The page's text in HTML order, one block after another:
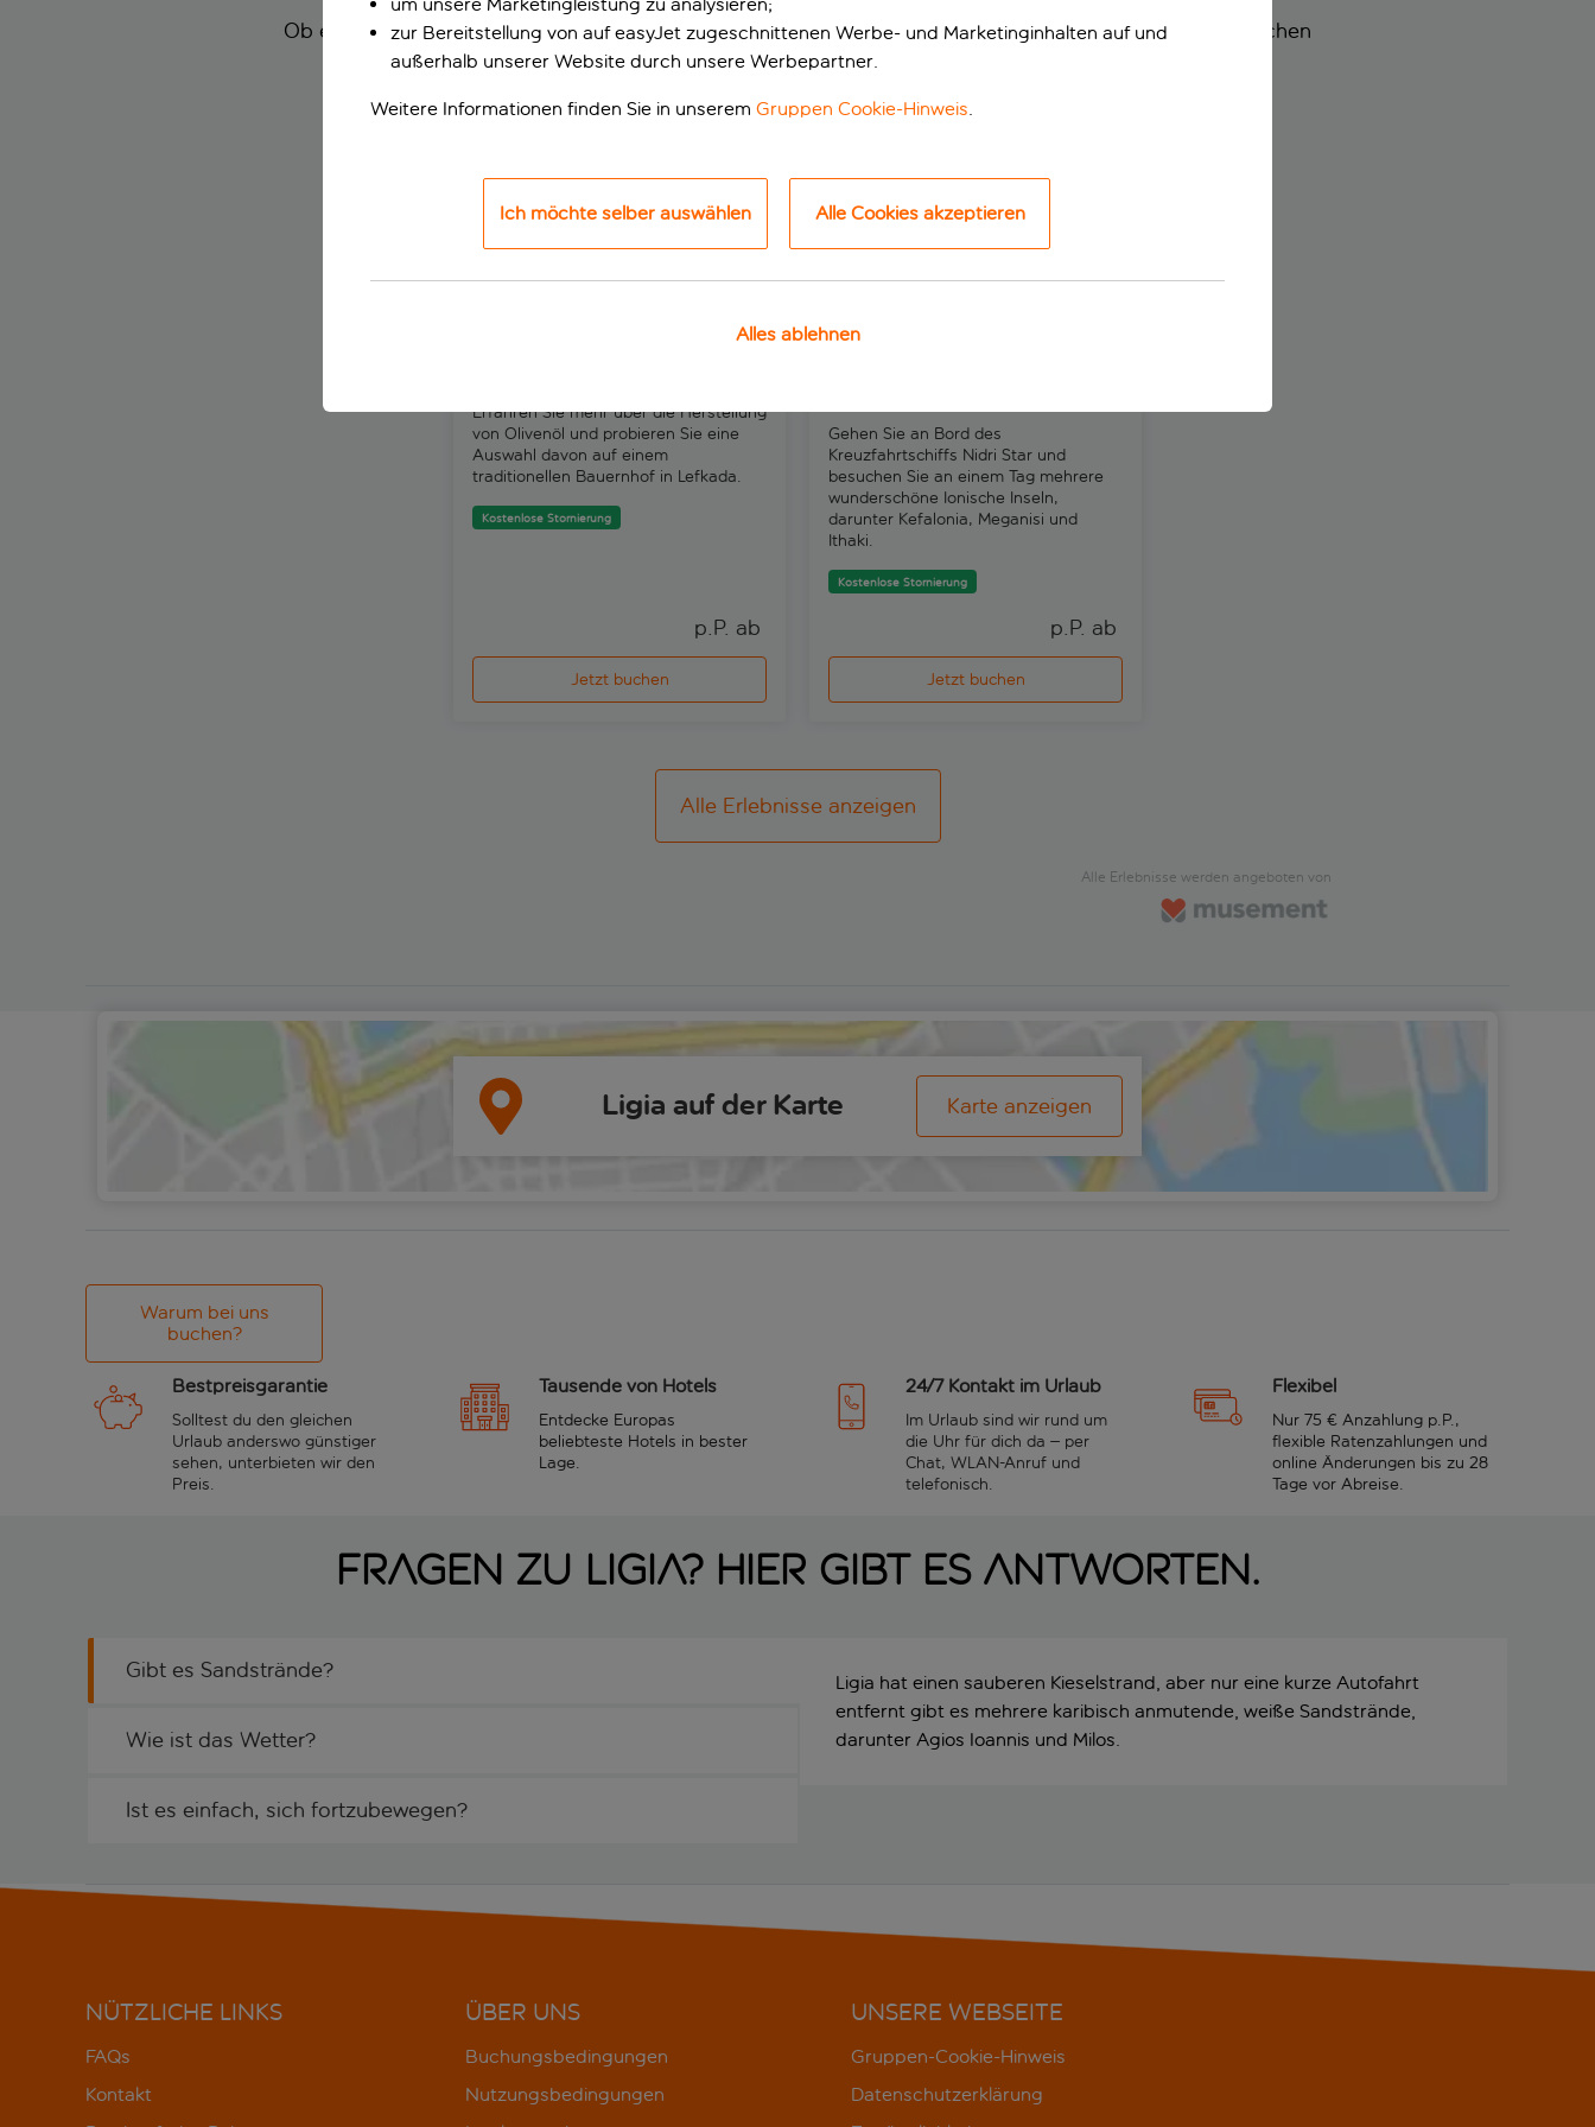
Ob exklusiver Zugang zu beliebten Sehenswürdigkeiten oder unvergessliche Tagesausflüge zu historischen
Stätten – in Ligia erwarten dich zahlreiche Erlebnisse, die du auf keinen Fall verpassen solltest.
Erfahren Sie mehr über die Herstellung
von Olivenöl und probieren Sie eine
Auswahl davon auf einem
traditionellen Bauernhof in Lefkada.
Kostenlose Stornierung
p.P. ab
Jetzt buchen
Gehen Sie an Bord des
Kreuzfahrtschiffs Nidri Star und
besuchen Sie an einem Tag mehrere
wunderschöne Ionische Inseln,
darunter Kefalonia, Meganisi und
Ithaki.
Kostenlose Stornierung
p.P. ab
Jetzt buchen
Alle Erlebnisse anzeigen
Alle Erlebnisse werden angeboten von
Ligia auf der Karte Karte anzeigen
Warum bei uns
buchen?
Bestpreisgarantie
Solltest du den gleichen
Urlaub anderswo günstiger
sehen, unterbieten wir den
Preis.
Tausende von Hotels
Entdecke Europas
beliebteste Hotels in bester
Lage.
24/7 Kontakt im Urlaub
Im Urlaub sind wir rund um
die Uhr für dich da – per
Chat, WLAN-Anruf und
telefonisch.
Flexibel
Nur 75 € Anzahlung p.P.,
flexible Ratenzahlungen und
online Änderungen bis zu 28
Tage vor Abreise.
Fragen zu Ligia? Hier gibt es Antworten.
Gibt es Sandstrände?
Wie ist das Wetter?
Ist es einfach, sich fortzubewegen?
Ligia hat einen sauberen Kieselstrand, aber nur eine kurze Autofahrt
entfernt gibt es mehrere karibisch anmutende, weiße Sandstrände,
darunter Agios Ioannis und Milos.
NÜTZLICHE LINKS
FAQs
Kontakt
ÜBER UNS
Buchungsbedingungen
Nutzungsbedingungen
UNSERE WEBSEITE
Gruppen-Cookie-Hinweis
Datenschutzerklärung
zur Bereitstellung von auf easyJet zugeschnittenen Werbe- und Marketinginhalten auf und
außerhalb unserer Website durch unsere Werbepartner.
Weitere Informationen finden Sie in unserem Gruppen Cookie-Hinweis
Ich möchte selber auswählen Alle Cookies akzeptieren
Alles ablehnen